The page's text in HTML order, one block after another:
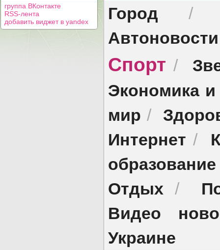
группа ВКонтакте
RSS-лента
добавить виджет в yandex
Город
Автоновости
Спорт /
Экономика
мир /
Интернет /
образование
Отдых /
Видео
Украине